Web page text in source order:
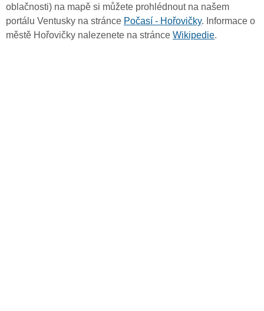
oblačnosti) na mapě si můžete prohlédnout na našem
portálu Ventusky na stránce Počasí - Hořovičky. Informace o
městě Hořovičky nalezenete na stránce Wikipedie.